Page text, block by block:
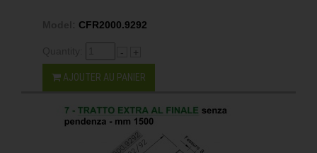
CFR2000.9292
- +
AJOUTER AU PANIER